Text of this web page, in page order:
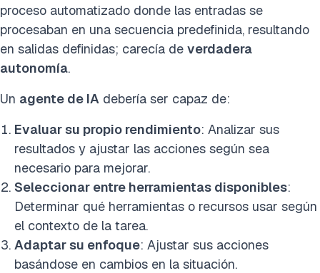
proceso automatizado donde las entradas se
procesaban en una secuencia predefinida, resultando
en salidas definidas; carecía de verdadera
autonomía.
Un agente de IA debería ser capaz de:
Evaluar su propio rendimiento: Analizar sus
resultados y ajustar las acciones según sea
necesario para mejorar.
Seleccionar entre herramientas disponibles:
Determinar qué herramientas o recursos usar según
el contexto de la tarea.
Adaptar su enfoque: Ajustar sus acciones
basándose en cambios en la situación.